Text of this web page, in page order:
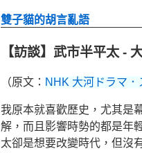
雙子貓的胡言亂語
【訪談】武市半平太 -
（原文： NHK 大河ドラマ
我原本就喜歡歷史，尤其是
解，而且影響時勢的都是年
太卻是想要改變時代，但沒